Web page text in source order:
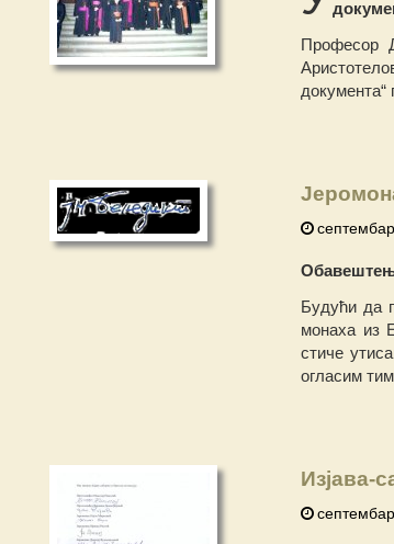
Професор
Будући да
монаха из
стиче
огласим
Изјава-